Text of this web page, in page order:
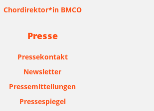
Chordirektor*in BMCO
Presse
Pressekontakt
Newsletter
Pressemitteilungen
Pressespiegel